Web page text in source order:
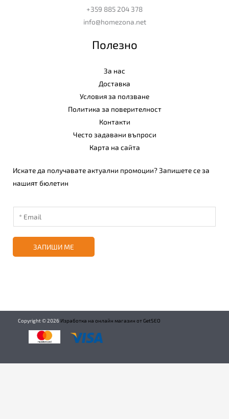
+359 885 204 378
info@homezona.net
Полезно
За нас
Доставка
Условия за ползване
Политика за поверителност
Контакти
Често задавани въпроси
Карта на сайта
Искате да получавате актуални промоции? Запишете се за
нашият бюлетин
ЗАПИШИ МЕ
Copyright ©2026 Изработка на онлайн магазин от GetSEO